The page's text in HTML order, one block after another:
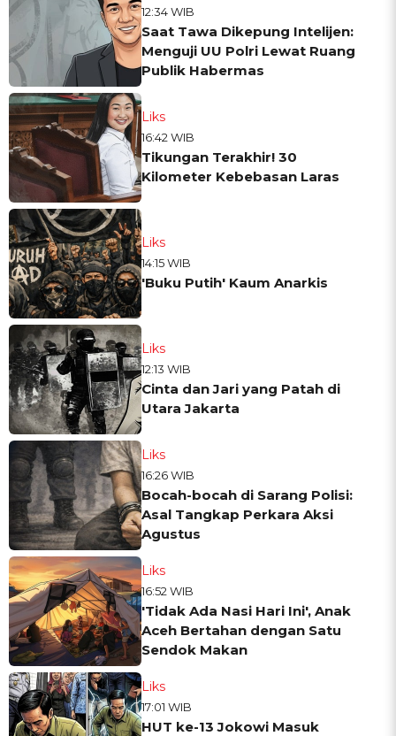
12:34 WIB
Saat Tawa Dikepung Intelijen:
Menguji UU Polri Lewat Ruang
Publik Habermas
Liks
16:42 WIB
Tikungan Terakhir! 30
Kilometer Kebebasan Laras
Liks
14:15 WIB
'Buku Putih' Kaum Anarkis
Liks
12:13 WIB
Cinta dan Jari yang Patah di
Utara Jakarta
Liks
16:26 WIB
Bocah-bocah di Sarang Polisi:
Asal Tangkap Perkara Aksi
Agustus
Liks
16:52 WIB
'Tidak Ada Nasi Hari Ini', Anak
Aceh Bertahan dengan Satu
Sendok Makan
Liks
17:01 WIB
HUT ke-13 Jokowi Masuk